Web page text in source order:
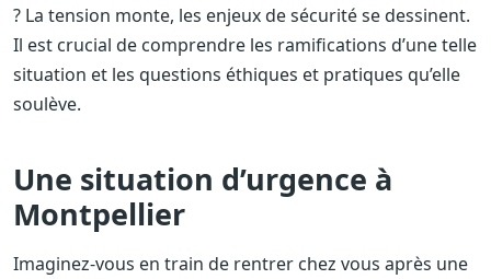
? La tension monte, les enjeux de sécurité se dessinent.
Il est crucial de comprendre les ramifications d’une telle
situation et les questions éthiques et pratiques qu’elle
soulève.
Une situation d’urgence à
Montpellier
Imaginez-vous en train de rentrer chez vous après une